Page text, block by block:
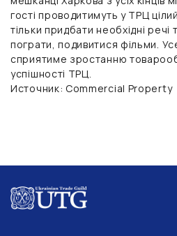
гості проводитимуть у ТРЦ
тільки придбати необхідні речі
пограти, подивитися фільми.
сприятиме зростанню
успішності ТРЦ.
Источник: Commercial Property